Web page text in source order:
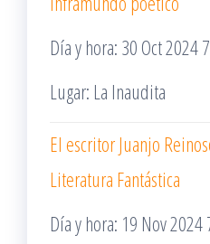
Día y hora: 30 Oct 2024
Lugar: La Inaudita
El escritor Juanjo
Literatura Fantástica
Día y hora: 19 Nov